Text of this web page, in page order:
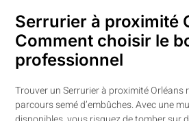
Serrurier à proximité
Comment choisir le
professionnel
Trouver un Serrurier à proximité Orléans
parcours semé d’embûches. Avec une